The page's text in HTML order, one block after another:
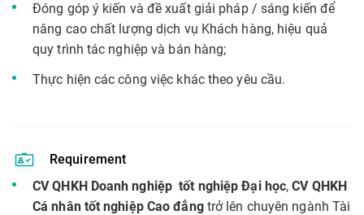
Đóng góp ý kiến và đề xuất giải pháp / sáng kiến để
nâng cao chất lượng dịch vụ Khách hàng, hiệu quả
quy trình tác nghiệp và bán hàng;
Thực hiện các công việc khác theo yêu cầu.
Requirement
CV QHKH Doanh nghiệp tốt nghiệp Đại học,CV QHKH
Cá nhân tốt nghiệp Cao đẳngtrở lên chuyên ngành Tài